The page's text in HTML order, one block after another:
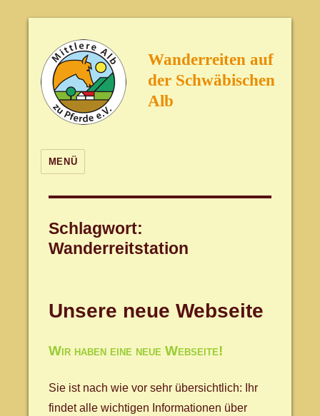
Wanderreiten auf
der Schwäbischen
Alb
MENÜ
Schlagwort:
Wanderreitstation
Unsere neue Webseite
Wir haben eine neue Webseite!
Sie ist nach wie vor sehr übersichtlich: Ihr
findet alle wichtigen Informationen über